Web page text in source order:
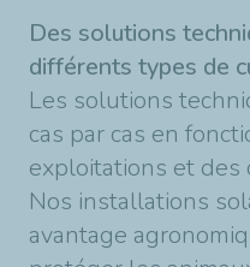
Des solutions
différents types de
Les solutions
cas par cas en
exploitations et des
Nos installations
avantage